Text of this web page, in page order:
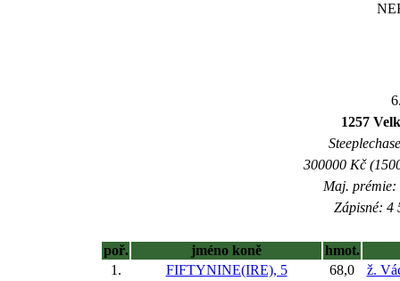
1257
300000 Kč
Maj. prémie:
Zápisné: 4
poř. jméno koně
hmot.
1.
FIFTYNINE(IRE), 5 68,0
ž.